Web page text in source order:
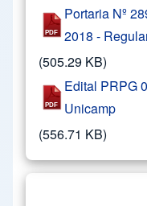
Portaria Nº
2018 -
(505.29 KB)
Edital PRPG
Unicamp
(556.71 KB)